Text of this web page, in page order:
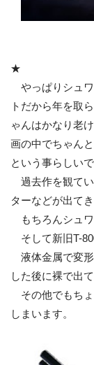
★
やっぱりシュワ
トだから年を取
ゃんはかなり老
画の中でちゃん
という事らしいで
過去作を観てい
ターなどが出て
もちろんシュワ
そして新旧T-
液体金属で変形
した後に裸で出
その他でもちょ
しまいます。